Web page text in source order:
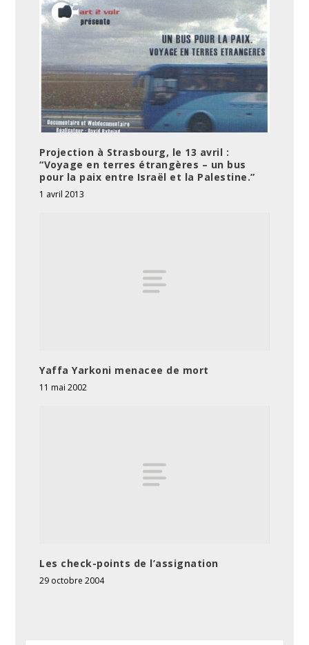
Projection à Strasbourg, le 13 avril :
“Voyage en terres étrangères – un bus
pour la paix entre Israël et la Palestine.”
1 avril 2013
Yaffa Yarkoni menacee de mort
11 mai 2002
Les check-points de l’assignation
29 octobre 2004